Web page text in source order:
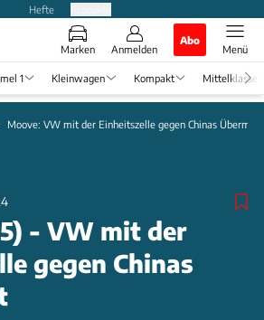
Hefte
Marken Anmelden
Abo
Menü
1 Kleinwagen Kompakt Mittelklasse
Moove: VW mit der Einheitszelle gegen Chinas
- VW mit der
gegen Chinas